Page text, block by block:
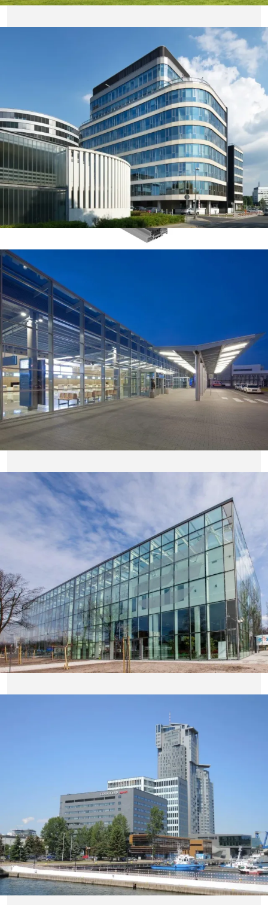
MB-SLIMLINE
System okien o wąskich profilach
Przepuszczalność powietrza
klasa 4
Wodoszczelność
klasa E 1500
Izolacyjność termiczna Uw
z 0,8 | W/(m2K)